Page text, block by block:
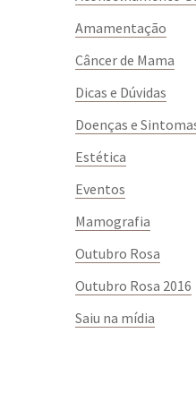
Amamentação
Câncer de Mama
Dicas e Dúvidas
Doenças e
Estética
Eventos
Mamografia
Outubro Rosa
Outubro Rosa 2016
Saiu na mídia